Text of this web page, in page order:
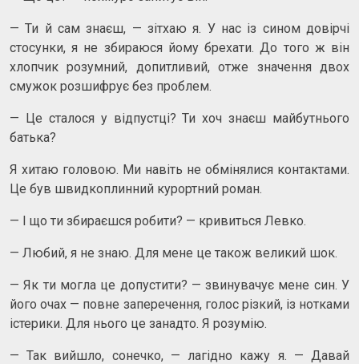
— Ти й сам знаєш, — зітхаю я. У нас із сином довірчі
стосунки, я не збираюся йому брехати. До того ж він
хлопчик розумний, допитливий, отже значення двох
смужок розшифрує без проблем.
— Це сталося у відпустці? Ти хоч знаєш майбутнього
батька?
Я хитаю головою. Ми навіть не обмінялися контактами.
Це був швидкоплинний курортний роман.
— І що ти збираєшся робити? — кривиться Левко.
— Любий, я не знаю. Для мене це також великий шок.
— Як ти могла це допустити? — звинувачує мене син. У
його очах — повне заперечення, голос різкий, із нотками
істерики. Для нього це занадто. Я розумію.
— Так вийшло, сонечко, — лагідно кажу я. — Давай